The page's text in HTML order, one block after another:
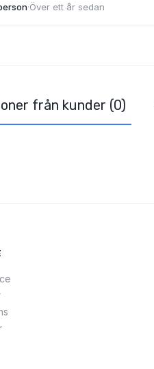
·Över ett år sedan
från kunder (0)